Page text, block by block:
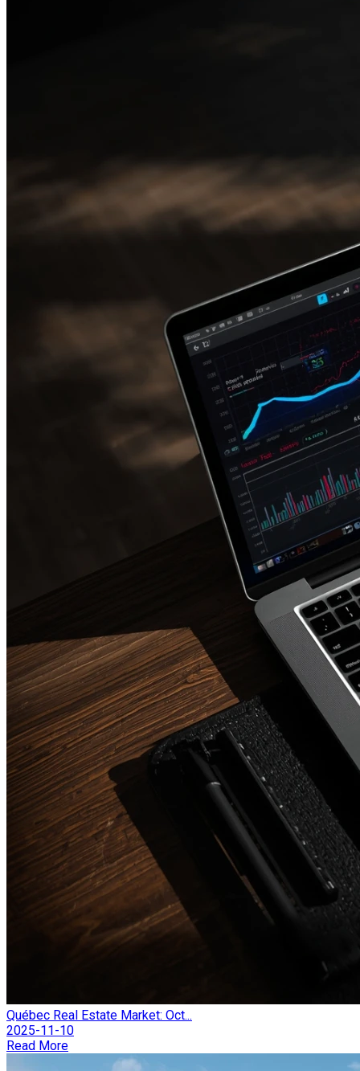
Québec Real Estate Market: Oct...
2025-11-10
Read More